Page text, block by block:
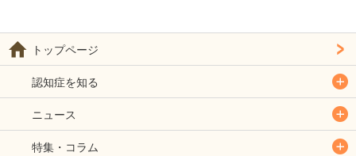
トップページ
認知症を知る
ニュース
特集・コラム